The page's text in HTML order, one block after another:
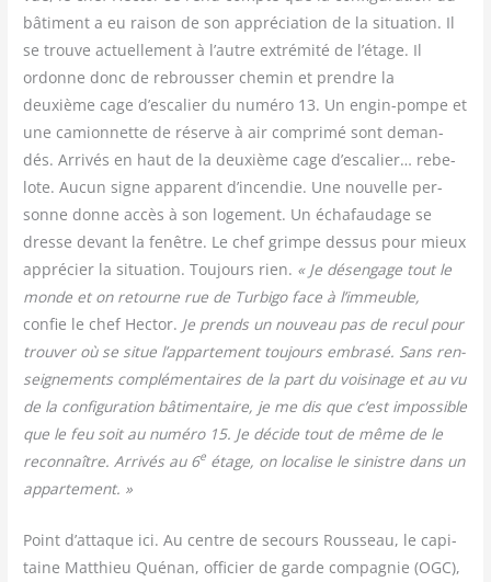
bâti­ment a eu rai­son de son appré­cia­tion de la situa­tion. Il
se trouve actuel­le­ment à l’autre extré­mi­té de l’étage. Il
ordonne donc de rebrous­ser che­min et prendre la
deuxième cage d’escalier du numé­ro 13. Un engin-pompe et
une camion­nette de réserve à air com­pri­mé sont deman­
dés. Arri­vés en haut de la deuxième cage d’escalier… rebe­
lote. Aucun signe appa­rent d’incendie. Une nou­velle per­
sonne donne accès à son loge­ment. Un écha­fau­dage se
dresse devant la fenêtre. Le chef grimpe des­sus pour mieux
appré­cier la situa­tion. Tou­jours rien. « Je désen­gage tout le
monde et on retourne rue de Tur­bi­go face à l’immeuble,
confie le chef Hec­tor. Je prends un nou­veau pas de recul pour
trou­ver où se situe l’appartement tou­jours embra­sé. Sans ren­
sei­gne­ments com­plé­men­taires de la part du voi­si­nage et au vu
de la confi­gu­ra­tion bâti­men­taire, je me dis que c’est impos­sible
que le feu soit au numé­ro 15. Je décide tout de même de le
recon­naître. Arri­vés au 6e étage, on loca­lise le sinistre dans un
appartement. »
Point d’attaque ici. Au centre de secours Rous­seau, le capi­
taine Mat­thieu Qué­nan, offi­cier de garde com­pa­gnie (OGC),